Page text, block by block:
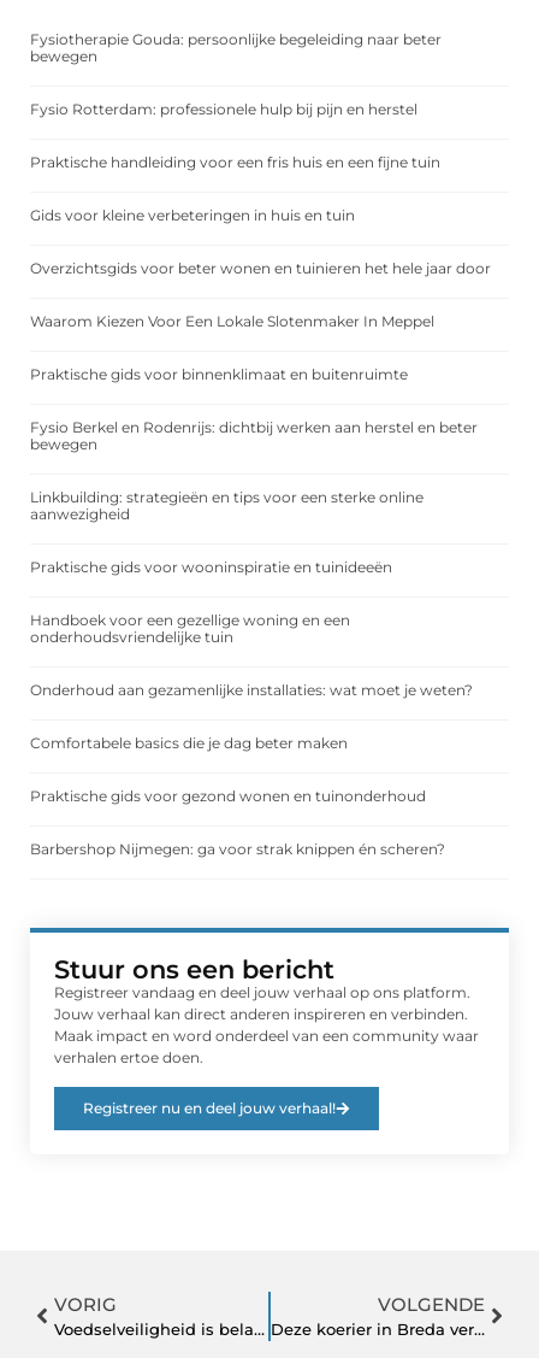
Fysiotherapie Gouda: persoonlijke begeleiding naar beter
bewegen
Fysio Rotterdam: professionele hulp bij pijn en herstel
Praktische handleiding voor een fris huis en een fijne tuin
Gids voor kleine verbeteringen in huis en tuin
Overzichtsgids voor beter wonen en tuinieren het hele jaar door
Waarom Kiezen Voor Een Lokale Slotenmaker In Meppel
Praktische gids voor binnenklimaat en buitenruimte
Fysio Berkel en Rodenrijs: dichtbij werken aan herstel en beter
bewegen
Linkbuilding: strategieën en tips voor een sterke online
aanwezigheid
Praktische gids voor wooninspiratie en tuinideeën
Handboek voor een gezellige woning en een
onderhoudsvriendelijke tuin
Onderhoud aan gezamenlijke installaties: wat moet je weten?
Comfortabele basics die je dag beter maken
Praktische gids voor gezond wonen en tuinonderhoud
Barbershop Nijmegen: ga voor strak knippen én scheren?
Stuur ons een bericht
Registreer vandaag en deel jouw verhaal op ons platform.
Jouw verhaal kan direct anderen inspireren en verbinden.
Maak impact en word onderdeel van een community waar
verhalen ertoe doen.
Registreer nu en deel jouw verhaal!
VORIG
Voedselveiligheid is belangrijk; een koelcontainer huren is dé oplossing
VOLGENDE
Deze koerier in Breda verzendt uw pakket op snelle en betrouwbare wijze